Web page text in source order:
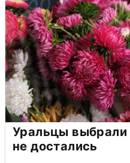
Уральцы
не достались